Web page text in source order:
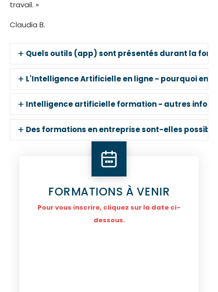
travail. »
Claudia B.
+ Quels outils (app) sont présentés durant la
+ L'Intelligence Artificielle en ligne - pourquoi en
+ Intelligence artificielle formation - autres
+ Des formations en entreprise sont-elles possible
FORMATIONS À VENIR
Pour vous inscrire, cliquez sur la date ci-
dessous.